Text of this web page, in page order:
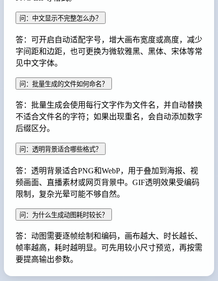
问：中文显示不完整怎么办？
答：可开启自动适配字号，增大画布宽度或高度，减少
字间距和边距，也可更换为微软雅黑、黑体、宋体等常
见中文字体。
问：批量生成的文件如何命名？
答：批量生成会使用每行文字作为文件名，并自动替换
不适合文件名的字符；如果出现重名，会自动添加数字
后缀区分。
问：透明背景适合哪些格式？
答：透明背景适合PNG和WebP，用于叠加到海报、视
频画面、直播素材或网页背景中。GIF透明效果受编码
限制，复杂光晕可能不够自然。
问：为什么生成动图耗时较长？
答：动图需要逐帧绘制和编码，画布越大、时长越长、
帧率越高，耗时越明显。可先用较小尺寸预览，再按需
要提高输出参数。